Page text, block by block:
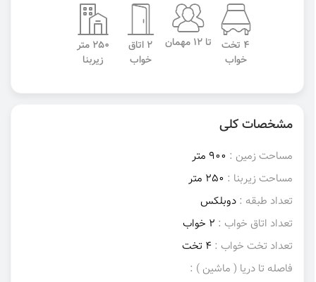
4 تخت
خواب
تا 12 مهمان
2 اتاق
خواب
250 متر
زیربنا
مشخصات کلی
مساحت زمین : 900 متر
مساحت زیربنا : 250 متر
تعداد طبقه : دوبلکس
تعداد اتاق خواب : 2 خواب
تعداد تخت خواب : 4 تخت
فاصله تا دریا ( ماشین ) :